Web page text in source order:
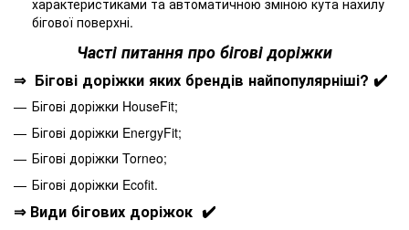
характеристиками та автоматичною зміною кута нахилу
бігової поверхні.
Часті питання про бігові доріжки
⇒ Бігові доріжки яких брендів найпопулярніші? ✔️
Бігові доріжки HouseFit;
Бігові доріжки EnergyFit;
Бігові доріжки Torneo;
Бігові доріжки Ecofit.
⇒ Види бігових доріжок ✔️